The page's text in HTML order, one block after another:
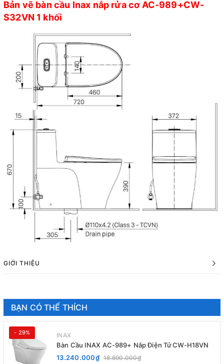
Bản vẽ bàn cầu Inax nắp rửa cơ AC-989+CW-
S32VN 1 khối
GIỚI THIỆU
BẠN CÓ THỂ THÍCH
- 29% INAX
Bàn Cầu INAX AC-989+ Nắp Điện Tử CW-H18VN
13.240.000₫ 18.690.000₫